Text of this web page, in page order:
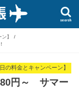
search
】
の料金とキャンペーン】
円～ サマー